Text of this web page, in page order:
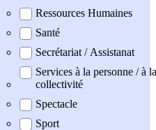
Ressources Humaines
Santé
Secrétariat / Assistanat
Services à la personne / à la
collectivité
Spectacle
Sport